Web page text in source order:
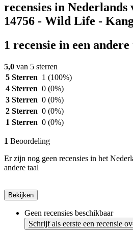
recensies in Nederlands
14756 - Wild Life -
1 recensie in een andere
5,0 van 5 sterren
5 Sterren 1 (100%)
4 Sterren 0 (0%)
3 Sterren 0 (0%)
2 Sterren 0 (0%)
1 Sterren 0 (0%)
1 Beoordeling
Er zijn nog geen recensies in het
andere taal
Bekijken
Geen recensies beschikbaar
Schrijf als eerste een recensie